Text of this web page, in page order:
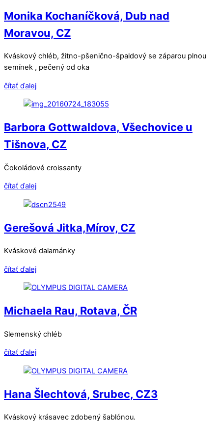
Monika Kochaníčková, Dub nad
Moravou, CZ
Kváskový chléb, žitno-pšenično-špaldový se záparou plnou
semínek , pečený od oka
čítať ďalej
Barbora Gottwaldova, Všechovice u
Tišnova, CZ
Čokoládové croissanty
čítať ďalej
Gerešová Jitka,Mírov, CZ
Kváskové dalamánky
čítať ďalej
Michaela Rau, Rotava, ČR
Slemenský chléb
čítať ďalej
Hana Šlechtová, Srubec, CZ3
Kváskový krásavec zdobený šablónou.